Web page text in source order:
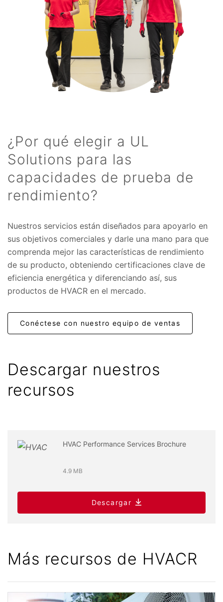
¿Por qué elegir a UL
Solutions para las
capacidades de prueba de
rendimiento?
Nuestros servicios están diseñados para apoyarlo en
sus objetivos comerciales y darle una mano para que
comprenda mejor las características de rendimiento
de su producto, obteniendo certificaciones clave de
eficiencia energética y diferenciando así, sus
productos de HVACR en el mercado.
Conéctese con nuestro equipo de ventas
Descargar nuestros
recursos
HVAC Performance Services Brochure
4.9 MB
Descargar
Más recursos de HVACR